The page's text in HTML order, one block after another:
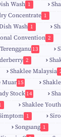
Wash 1
Concentrate 1
Wash 1
Convention 2
13
2
Shaklee Malaysia
Muar 15
8
Stock 14
Shaklee
1
Songsang 1